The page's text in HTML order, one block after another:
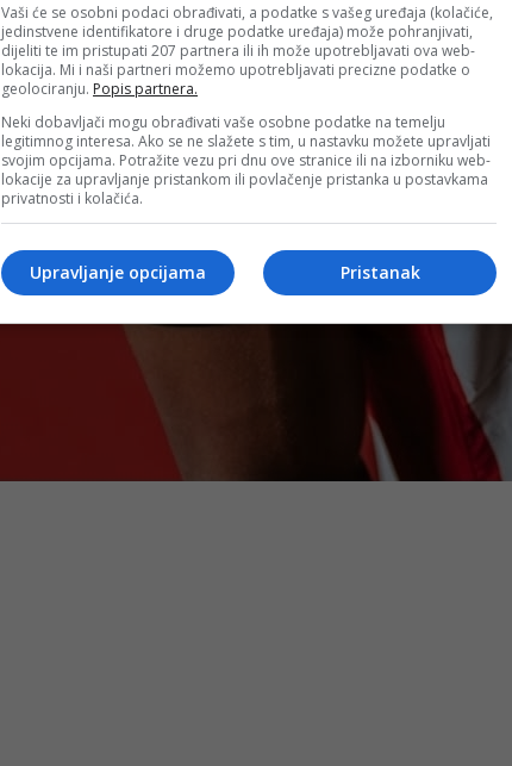
Vaši će se osobni podaci obrađivati, a podatke s vašeg uređaja (kolačiće,
jedinstvene identifikatore i druge podatke uređaja) može pohranjivati,
dijeliti te im pristupati 207 partnera ili ih može upotrebljavati ova web-
lokacija. Mi i naši partneri možemo upotrebljavati precizne podatke o
geolociranju. Popis partnera.
Neki dobavljači mogu obrađivati vaše osobne podatke na temelju
legitimnog interesa. Ako se ne slažete s tim, u nastavku možete upravljati
svojim opcijama. Potražite vezu pri dnu ove stranice ili na izborniku web-
lokacije za upravljanje pristankom ili povlačenje pristanka u postavkama
privatnosti i kolačića.
Pristanak
Upravljanje opcijama